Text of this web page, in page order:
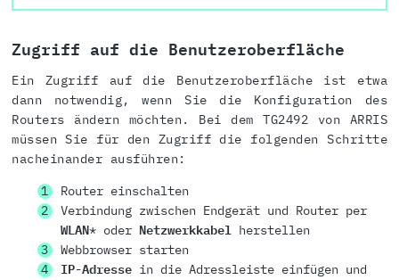
Zugriff auf die Benutzeroberfläche
Ein Zugriff auf die Benutzeroberfläche ist etwa
dann notwendig, wenn Sie die Konfiguration des
Routers ändern möchten. Bei dem TG2492 von ARRIS
müssen Sie für den Zugriff die folgenden Schritte
nacheinander ausführen:
Router einschalten
Verbindung zwischen Endgerät und Router per
WLAN* oder Netzwerkkabel herstellen
Webbrowser starten
IP-Adressein die Adressleiste einfügen und